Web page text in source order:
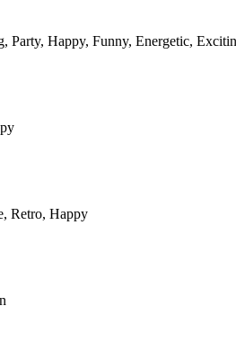
Party, Happy, Funny, Energetic,
Retro, Happy